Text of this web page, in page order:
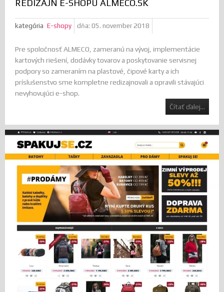
REDIZAJN E-SHOPU ALMECO.SK
kategória E-shopy dňa: 05. november 2018
Pre spoločnosť ALMECO, zameranú na vývoj, implementácie
kartových riešení, dodávky tovarov a poskytovanie servisnej
podpory so zameraním na plastové, čipové karty a ich
príslušenstvo sme kompletne redizajnovali a opravili stávajúci
nevyhovujúci e-shop.
Čítať ďalej...